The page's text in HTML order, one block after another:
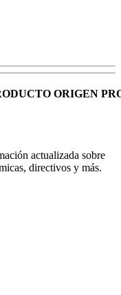
ORIGEN
actualizada sobre
directivos y más.